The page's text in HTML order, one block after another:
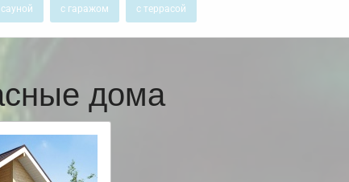
сауной с гаражом с террасой
дома